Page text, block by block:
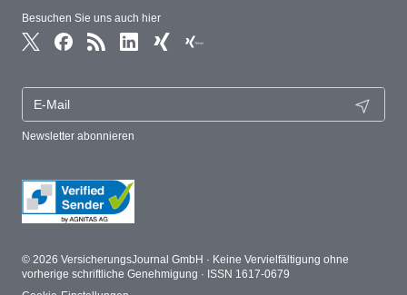
Besuchen Sie uns auch hier
Newsletter abonnieren
© 2026 VersicherungsJournal GmbH · Keine Vervielfältigung ohne
vorherige schriftliche Genehmigung · ISSN 1617-0679